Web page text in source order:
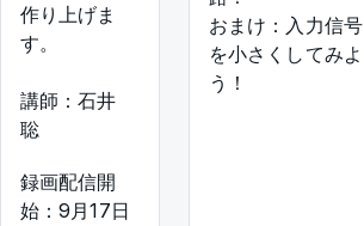
作り上げま
す。
講師：石井
聡
録画配信開
始：9月17日
おまけ：入力信号
を小さくしてみよ
う！